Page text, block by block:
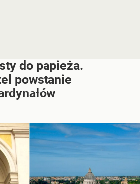
do papieża.
powstanie